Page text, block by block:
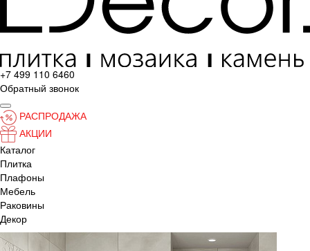
+7 499 110 6460
Обратный звонок
РАСПРОДАЖА
АКЦИИ
Каталог
Плитка
Плафоны
Мебель
Раковины
Декор